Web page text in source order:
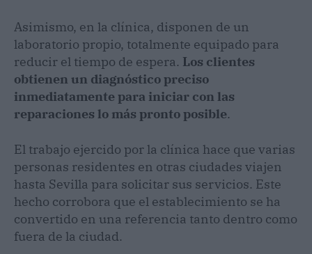
Asimismo, en la clínica, disponen de un
laboratorio propio, totalmente equipado para
reducir el tiempo de espera. Los clientes
obtienen un diagnóstico preciso
inmediatamente para iniciar con las
reparaciones lo más pronto posible.
El trabajo ejercido por la clínica hace que varias
personas residentes en otras ciudades viajen
hasta Sevilla para solicitar sus servicios. Este
hecho corrobora que el establecimiento se ha
convertido en una referencia tanto dentro como
fuera de la ciudad.